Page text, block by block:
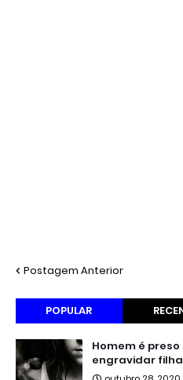
Postagem Anterior
POPULAR
Homem é
engravidar filha